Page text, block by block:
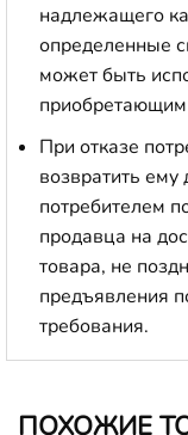
надлежащего
определенные
может быть
При отказе
возвратить
потребителем
продавца на
товара, не
предъявления
требования.
ПОХОЖИЕ